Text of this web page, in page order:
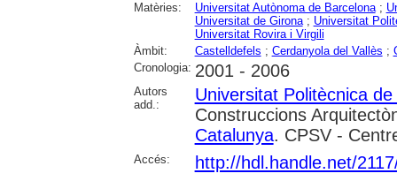
Matèries:
Universitat Autònoma de Barcelona;
Universitat de Girona; Universitat
Universitat Rovira i Virgili
Àmbit:
Castelldefels ; Cerdanyola del Vallès ;
Cronologia: 2001 - 2006
Autors
add.:
Universitat Politècnica
Construccions
Catalunya. CPSV -
Accés: http://hdl.handle.net/